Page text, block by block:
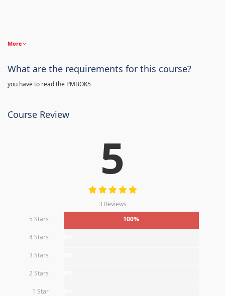
More
What are the requirements for this course?
you have to read the PMBOK5
Course Review
5
3 Reviews
5 Stars
100%
4 Stars
3 Stars
2 Stars
1 Star